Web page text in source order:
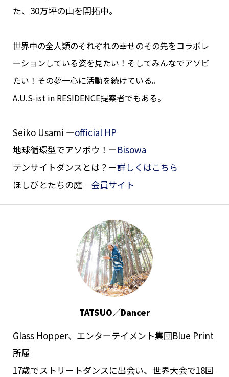
た、30万坪の山を開拓中。
世界中の全人類のそれぞれの幸せのその先をコラボレ
ーションしている姿を見たい！そしてみんなでアソビ
たい！ その夢一心に活動を続けている。
A.U.S-ist in RESIDENCE提案者でもある。
Seiko Usami —official HP
地球循環型でアソボウ！ーBisowa
テンサイトダンスとは？ー詳しくはこちら
ほしびとたちの庭—会員サイト
TATSUO／Dancer
Glass Hopper、エンターテイメント集団Blue Print
所属
17歳でストリートダンスに出会い、世界大会で18回